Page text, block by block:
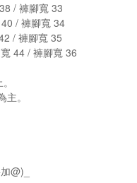
/ 褲腳寬 33
/ 褲腳寬 34
/ 褲腳寬 35
44 / 褲腳寬 36
。
@)_